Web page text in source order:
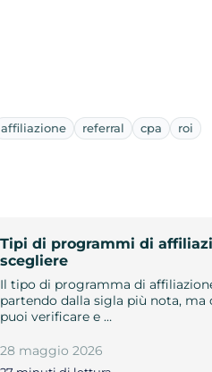
affiliazione referral cpa roi
Tipi di programmi di
scegliere
Il tipo di programma di
partendo dalla sigla più nota, ma
puoi verificare e …
28 maggio 2026